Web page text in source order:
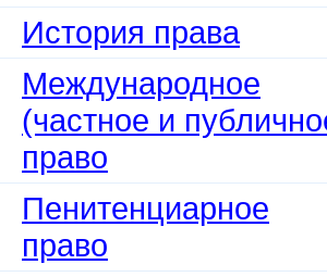
История права
Международное
(частное и
право
Пенитенциарное
право